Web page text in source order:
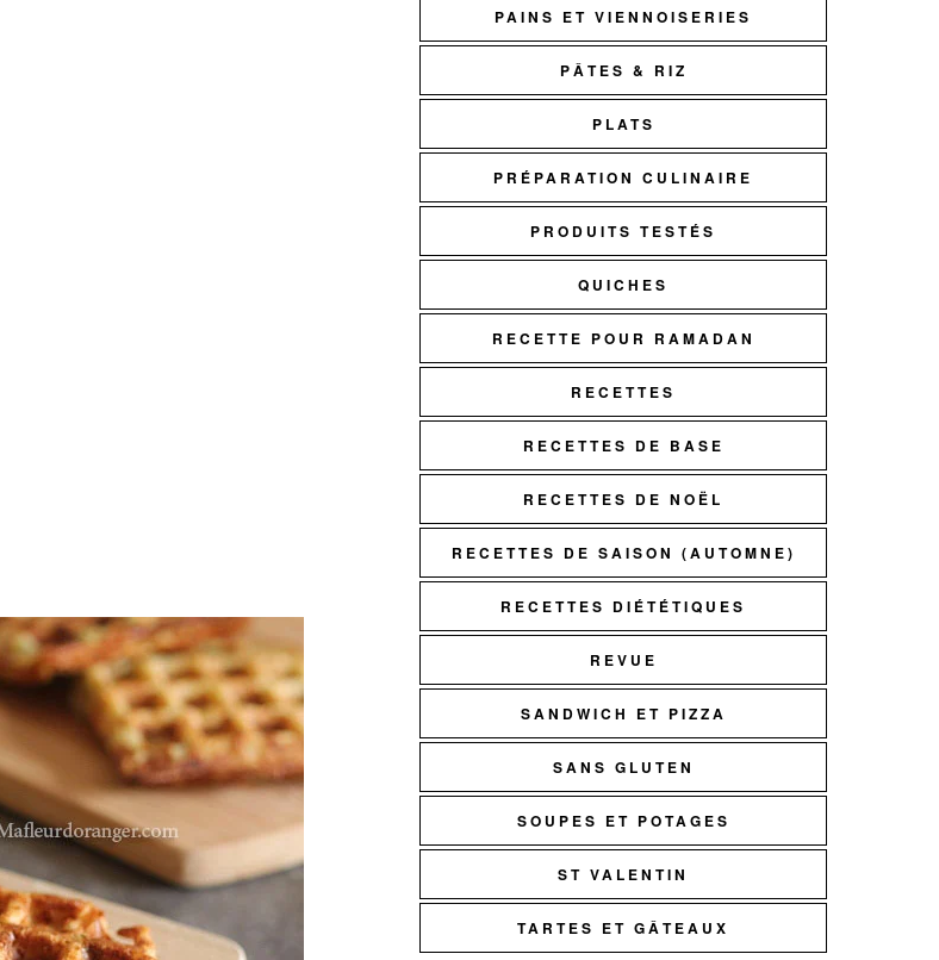
PAINS ET VIENNOISERIES
PÂTES & RIZ
PLATS
PRÉPARATION CULINAIRE
PRODUITS TESTÉS
QUICHES
RECETTE POUR RAMADAN
RECETTES
RECETTES DE BASE
RECETTES DE NOËL
RECETTES DE SAISON (AUTOMNE)
RECETTES DIÉTÉTIQUES
REVUE
SANDWICH ET PIZZA
SANS GLUTEN
SOUPES ET POTAGES
ST VALENTIN
TARTES ET GÂTEAUX